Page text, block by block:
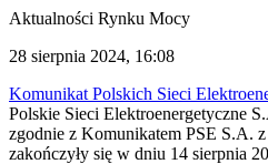
Aktualności Rynku Mocy
28 sierpnia 2024, 16:08
Komunikat Polskich Sieci
Polskie Sieci Elektroenergetyczne
zgodnie z Komunikatem PSE S.A.
zakończyły się w dniu 14 sierpnia